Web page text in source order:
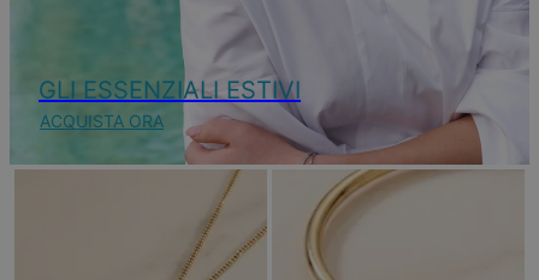
GLI ESSENZIALI ESTIVI
ACQUISTA ORA